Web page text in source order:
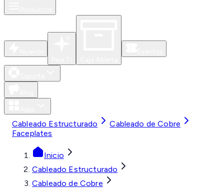
Cableado Estructurado
Cableado de Cobre
Faceplates
Inicio
Cableado Estructurado
Cableado de Cobre